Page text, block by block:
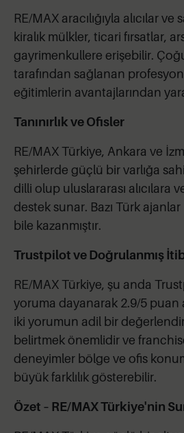
RE/MAX aracılığıyla alıcılar ve
kiralık mülkler, ticari fırsatlar,
gayrimenkullere erişebilir.
tarafından sağlanan
eğitimlerin avantajlarından
Tanınırlık ve Ofisler
RE/MAX Türkiye, Ankara ve
şehirlerde güçlü bir varlığa
dilli olup uluslararası alıcılara
destek sunar. Bazı Türk ajanlar
bile kazanmıştır.
Trustpilot ve Doğrulanmış
RE/MAX Türkiye, şu anda
yoruma dayanarak 2.9/5 puan
iki yorumun adil bir
belirtmek önemlidir ve
deneyimler bölge ve ofis
büyük farklılık gösterebilir.
Özet – RE/MAX Türkiye'nin